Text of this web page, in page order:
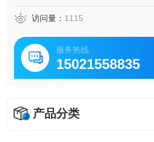
访问量： 1115
服务热线
15021558835
产品分类